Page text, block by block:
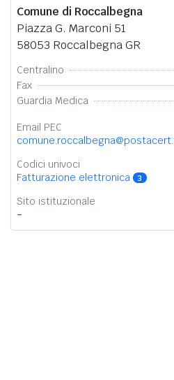
Comune di Roccalbegna
Piazza G. Marconi 51
58053 Roccalbegna GR
Centralino
Fax
Guardia Medica
Email PEC
Codici univoci
Fatturazione elettronica
3
Sito istituzionale
-